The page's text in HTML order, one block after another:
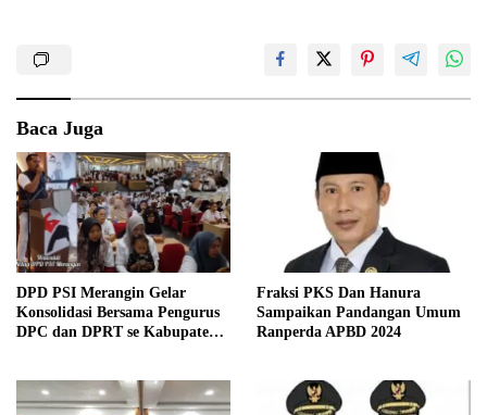
Baca Juga
DPD PSI Merangin Gelar
Konsolidasi Bersama Pengurus
DPC dan DPRT se Kabupaten
Fraksi PKS Dan Hanura
Sampaikan Pandangan Umum
Ranperda APBD 2024